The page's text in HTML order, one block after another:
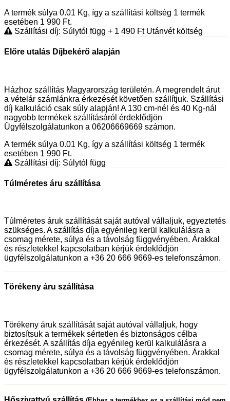
A termék súlya 0.01 Kg, így a szállítási költség 1 termék
esetében 1 990 Ft.
Szállítási díj: Súlytól függ + 1 490 FtUtánvét költség
Előre utalás Díjbekérő alapján
Házhoz szállítás Magyarország területén. A megrendelt árut
a vételár számlánkra érkezését követően szállítjuk. Szállítási
díj kalkuláció csak súly alapján! A 130 cm-nél és 40 Kg-nál
nagyobb termékek szállításáról érdeklődjön
Ügyfélszolgálatunkon a 06206669669 számon.
A termék súlya 0.01 Kg, így a szállítási költség 1 termék
esetében 1 990 Ft.
Szállítási díj: Súlytól függ
Túlméretes áru szállítása
Túlméretes áruk szállítását saját autóval vállaljuk, egyeztetés
szükséges. A szállítás díja egyénileg kerül kalkulálásra a
csomag mérete, súlya és a távolság függvényében. Árakkal
és részletekkel kapcsolatban kérjük érdeklődjön
ügyfélszolgálatunkon a +36 20 666 9669-es telefonszámon.
Törékeny áru szállítása
Törékeny áruk szállítását saját autóval vállaljuk, hogy
biztosítsuk a termékek sértetlen és biztonságos célba
érkezését. A szállítás díja egyénileg kerül kalkulálásra a
csomag mérete, súlya és a távolság függvényében. Árakkal
és részletekkel kapcsolatban kérjük érdeklődjön
ügyfélszolgálatunkon a +36 20 666 9669-es telefonszámon.